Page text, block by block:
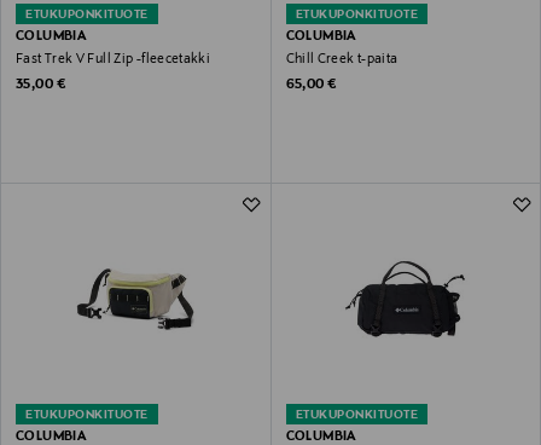
ETUKUPONKITUOTE
COLUMBIA
Fast Trek V Full Zip -fleecetakki
Original Price
35,00 €
ETUKUPONKITUOTE
COLUMBIA
Chill Creek t-paita
Original Price
65,00 €
ETUKUPONKITUOTE
COLUMBIA
ETUKUPONKITUOTE
COLUMBIA